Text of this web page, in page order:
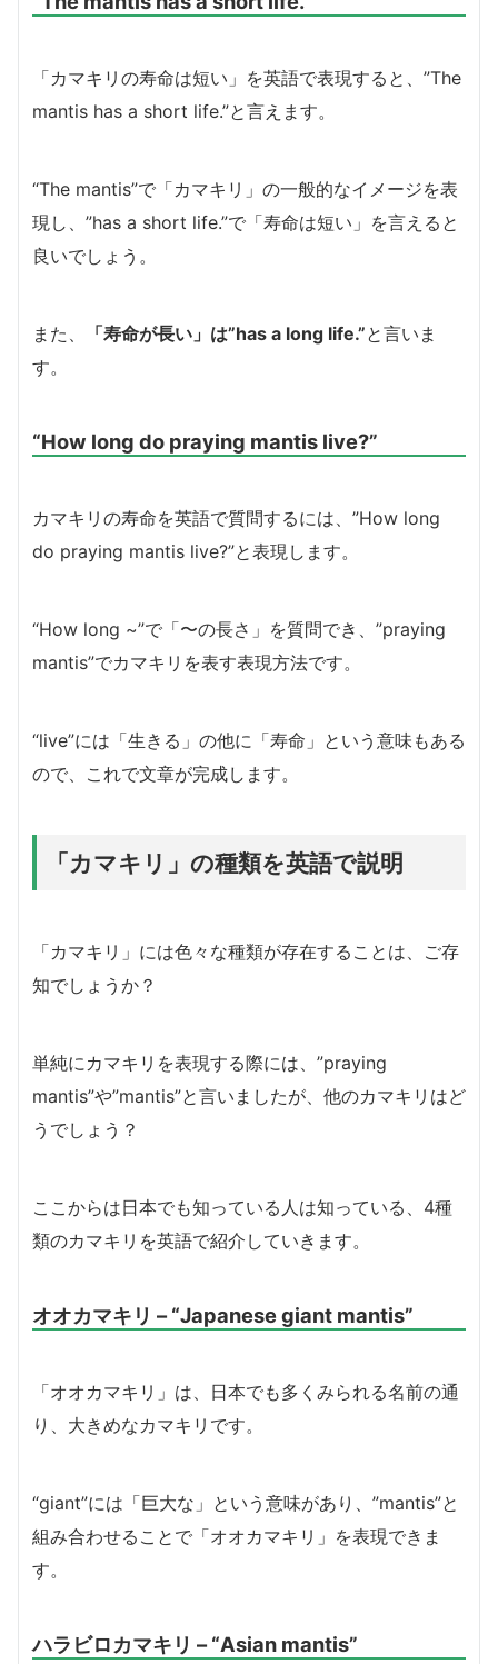
「カマキリの寿命は短い」を英語で表現すると、”The
mantis has a short life.”と言えます。
“The mantis”で「カマキリ」の一般的なイメージを表
現し、”has a short life.”で「寿命は短い」を言えると
良いでしょう。
また、 「寿命が長い」は”has a long life.”と言いま
す。
“How long do praying mantis live?”
カマキリの寿命を英語で質問するには、”How long
do praying mantis live?”と表現します。
“How long ~”で「〜の長さ」を質問でき、”praying
mantis”でカマキリを表す表現方法です。
“live”には「生きる」の他に「寿命」という意味もある
ので、これで文章が完成します。
「カマキリ」の種類を英語で説明
「カマキリ」には色々な種類が存在することは、ご存
知でしょうか？
単純にカマキリを表現する際には、”praying
mantis”や”mantis”と言いましたが、他のカマキリはど
うでしょう？
ここからは日本でも知っている人は知っている、4種
類のカマキリを英語で紹介していきます。
オオカマキリ – “Japanese giant mantis”
「オオカマキリ」は、日本でも多くみられる名前の通
り、大きめなカマキリです。
“giant”には「巨大な」という意味があり、”mantis”と
組み合わせることで「オオカマキリ」を表現できま
す。
ハラビロカマキリ – “Asian mantis”